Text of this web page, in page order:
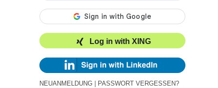
Log in with XING
NEUANMELDUNG PASSWORT VERGESSEN?